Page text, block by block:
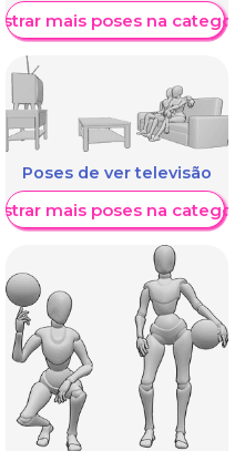
mais poses na
Poses de ver televisão
mais poses na